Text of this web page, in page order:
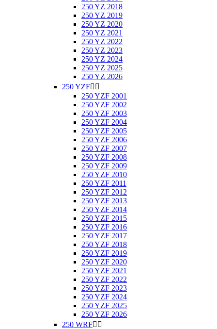
250 YZ 2018
250 YZ 2019
250 YZ 2020
250 YZ 2021
250 YZ 2022
250 YZ 2023
250 YZ 2024
250 YZ 2025
250 YZ 2026
250 YZF 
250 YZF 2001
250 YZF 2002
250 YZF 2003
250 YZF 2004
250 YZF 2005
250 YZF 2006
250 YZF 2007
250 YZF 2008
250 YZF 2009
250 YZF 2010
250 YZF 2011
250 YZF 2012
250 YZF 2013
250 YZF 2014
250 YZF 2015
250 YZF 2016
250 YZF 2017
250 YZF 2018
250 YZF 2019
250 YZF 2020
250 YZF 2021
250 YZF 2022
250 YZF 2023
250 YZF 2024
250 YZF 2025
250 YZF 2026
250 WRF 